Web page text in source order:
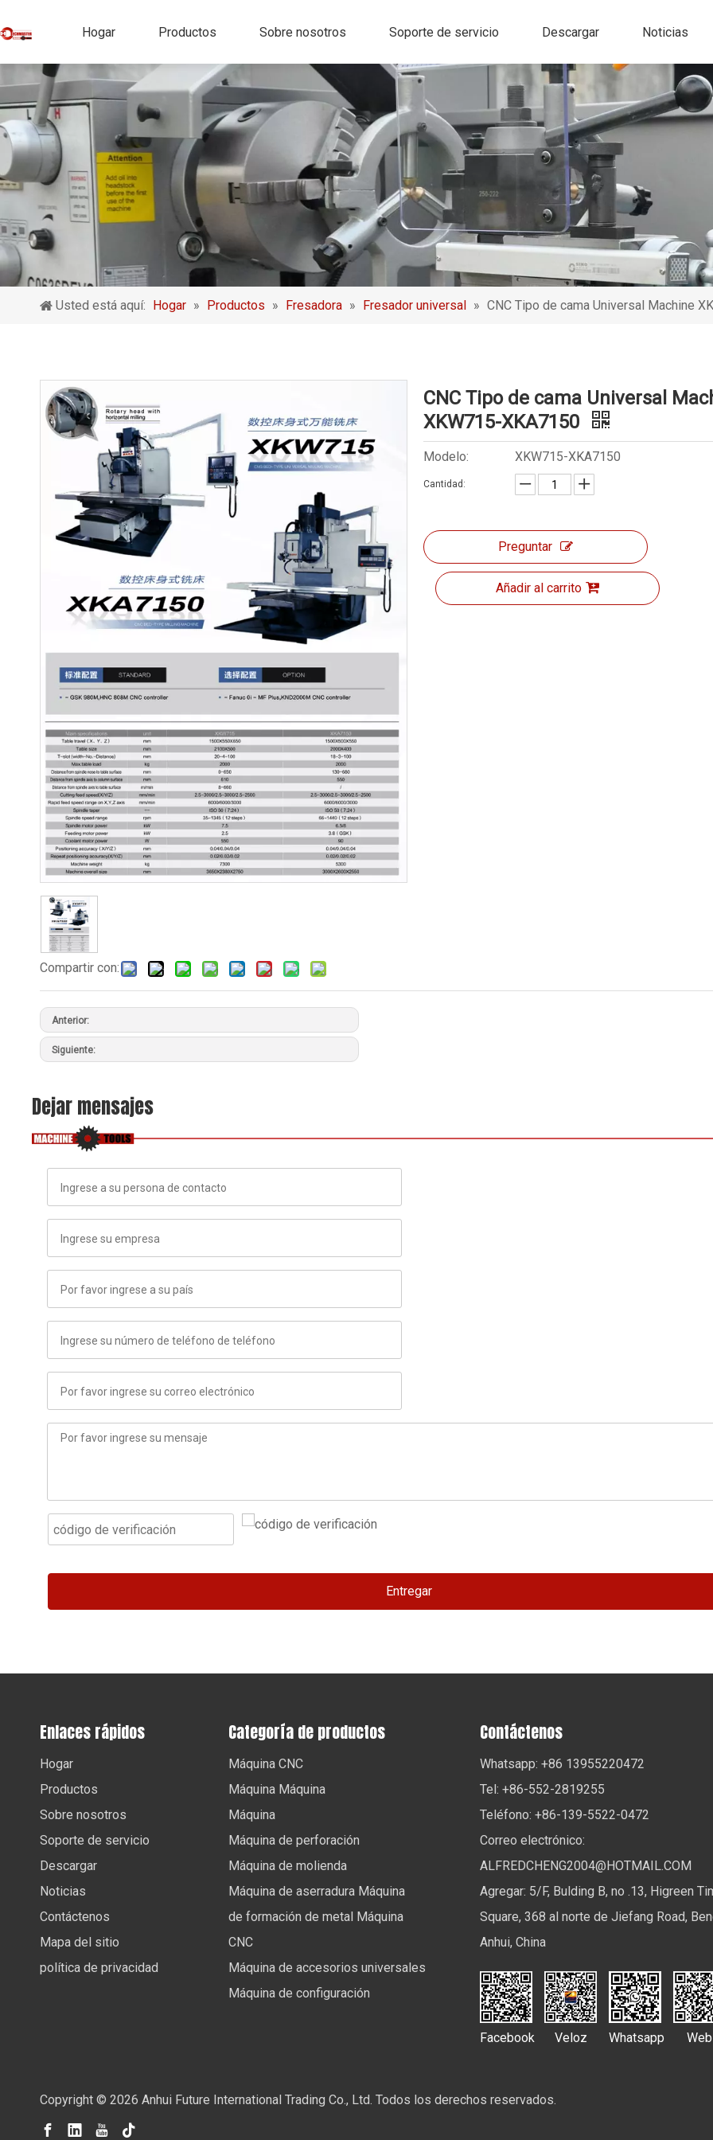
Hogar Productos Sobre nosotros Soporte de servicio Descargar Noticias
Usted está aquí: Hogar » Productos » Fresadora » Fresador universal » CNC Tipo de cama Universal Machine
Compartir con:
CNC Tipo de cama Universal
XKW715-XKA7150
Modelo: XKW715-XKA7150
Cantidad:
Preguntar
Añadir al carrito
Anterior:
Siguiente:
Dejar mensajes
Entregar
Enlaces rápidos
Hogar
Productos
Sobre nosotros
Soporte de servicio
Descargar
Noticias
Contáctenos
Mapa del sitio
política de privacidad
Categoría de productos
Máquina CNC
Máquina Máquina
Máquina
Máquina de perforación
Máquina de molienda
Máquina de aserradura Máquina
de formación de metal Máquina
CNC
Máquina de accesorios universales
Máquina de configuración
Contáctenos
Whatsapp: +86 13955220472
Tel: +86-552-2819255
Teléfono: +86-139-5522-0472
Correo electrónico:
ALFREDCHENG2004@HOTMAIL.COM
Agregar: 5/F, Bulding B, no .13, Higreen
Square, 368 al norte de Jiefang Road,
Anhui, China
Facebook Veloz Whatsapp Web
Copyright © 2026 Anhui Future International Trading Co., Ltd. Todos los derechos reservados.